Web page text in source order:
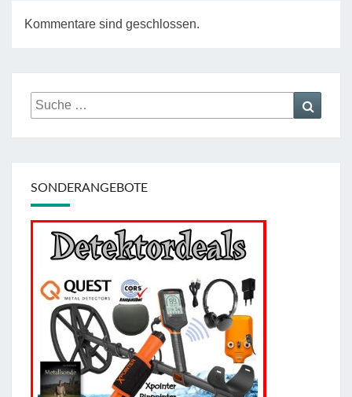
Kommentare sind geschlossen.
Suche
nach:
SONDERANGEBOTE